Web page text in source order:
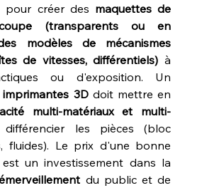
pour créer des maquettes de
(transparents ou en
modèles de mécanismes
de vitesses, différentiels) à
3D doit mettre en
multi-matériaux et multi-
les pièces (bloc
fluides). Le prix d'une bonne
du public et de